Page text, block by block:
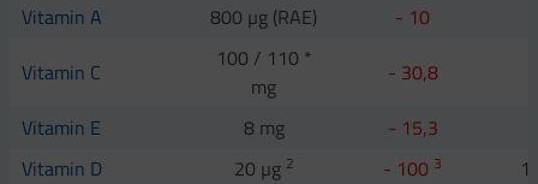
Vitamin A
800 µg (RAE) - 10
Vitamin C
100 / 110 *
mg
- 30,8
Vitamin E
8 mg - 15,3
Vitamin D
20 µg 2 - 100 3